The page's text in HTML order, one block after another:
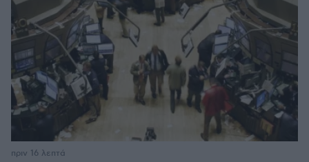
πριν 16 λεπτά